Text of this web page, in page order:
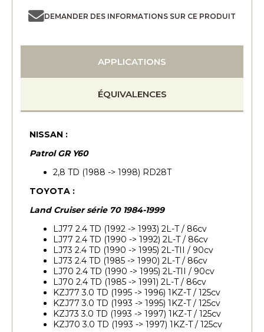
DEMANDER DES INFORMATIONS SUR CE PRODUIT
APPLICATIONS
ÉQUIVALENCES
NISSAN :
Patrol GR Y60
2,8 TD (1988 -> 1998) RD28T
TOYOTA :
Land Cruiser série 70 1984-1999
LJ77 2.4 TD (1992 -> 1993) 2L-T / 86cv
LJ77 2.4 TD (1990 -> 1992) 2L-T / 86cv
LJ73 2.4 TD (1990 -> 1995) 2L-TII / 90cv
LJ73 2.4 TD (1985 -> 1990) 2L-T / 86cv
LJ70 2.4 TD (1990 -> 1995) 2L-TII / 90cv
LJ70 2.4 TD (1985 -> 1991) 2L-T / 86cv
KZJ77 3.0 TD (1995 -> 1996) 1KZ-T / 125cv
KZJ77 3.0 TD (1993 -> 1995) 1KZ-T / 125cv
KZJ73 3.0 TD (1993 -> 1997) 1KZ-T / 125cv
KZJ70 3.0 TD (1993 -> 1997) 1KZ-T / 125cv